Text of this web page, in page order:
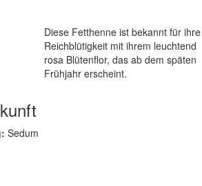
Diese Fetthenne ist bekannt für ihre
Reichblütigkeit mit ihrem leuchtend
rosa Blütenflor, das ab dem späten
Frühjahr erscheint.
Sedum